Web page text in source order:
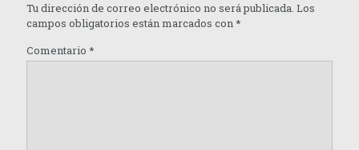
Tu dirección de correo electrónico no será publicada. Los
campos obligatorios están marcados con*
Comentario *